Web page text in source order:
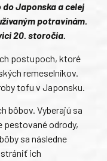
Japonska a celej
potravinám.
20. storočia.
postupoch, ktoré
remeselníkov.
tofu v Japonsku.
bôbov. Vyberajú sa
odrody,
sa následne
ich